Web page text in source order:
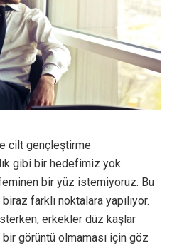
cilt gençleştirme
gibi bir hedefimiz yok.
feminen bir yüz istemiyoruz. Bu
farklı noktalara yapılıyor.
erkekler düz kaşlar
görüntü olmaması için göz